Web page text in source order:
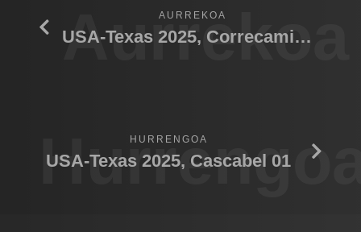
Aurrekoa
AURREKOA
USA-Texas 2025, Correcaminos
HURRENGOA
USA-Texas 2025, Cascabel 01